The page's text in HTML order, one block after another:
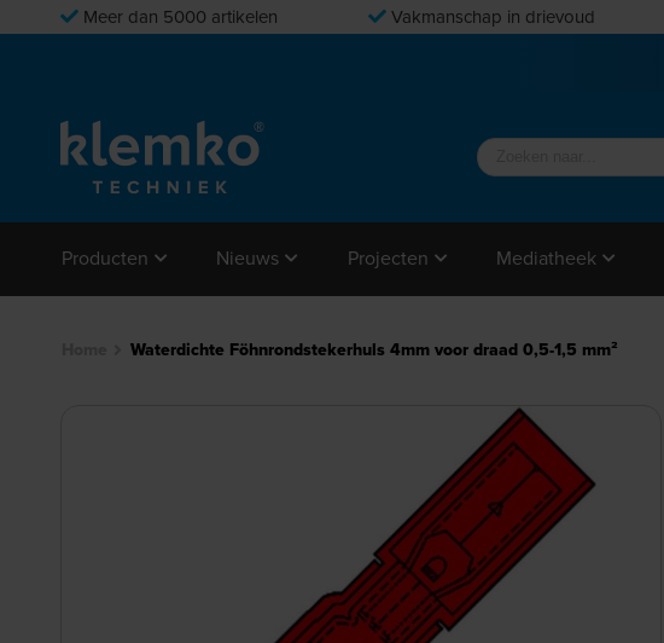
Meer dan 5000 artikelen Vakmanschap in drievoud
Producten Nieuws Projecten Mediatheek
Waterdichte Föhnrondstekerhuls 4mm voor draad 0,5-1,5 mm²